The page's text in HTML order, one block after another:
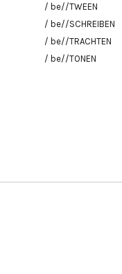
/ be//TWEEN
/ be//SCHREIBEN
/ be//TRACHTEN
/ be//TONEN